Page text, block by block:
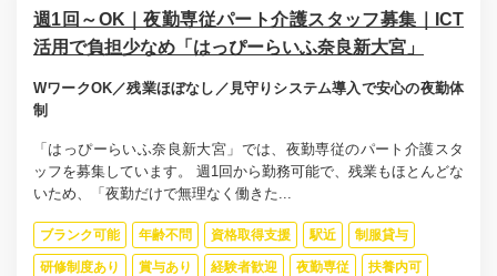
週1回～OK｜夜勤専従パート介護スタッフ募集｜ICT
活用で負担少なめ「はっぴーらいふ奈良新大宮」
WワークOK／残業ほぼなし／見守りシステム導入で安心の夜勤体
制
「はっぴーらいふ奈良新大宮」では、夜勤専従のパート介護スタ
ッフを募集しています。 週1回から勤務可能で、残業もほとんどな
いため、「夜勤だけで無理なく働きた...
ブランク可能 年齢不問 資格取得支援 駅近 制服貸与
研修制度あり 賞与あり 経験者歓迎 夜勤専従 扶養内可